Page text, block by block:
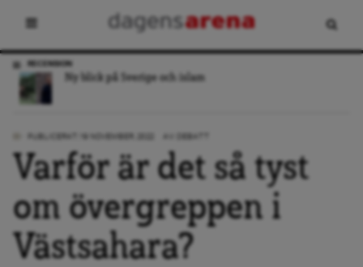
RECENSION
Ny blick på Sverige och islam
Varför är det så tyst
om övergreppen i
Västsahara?